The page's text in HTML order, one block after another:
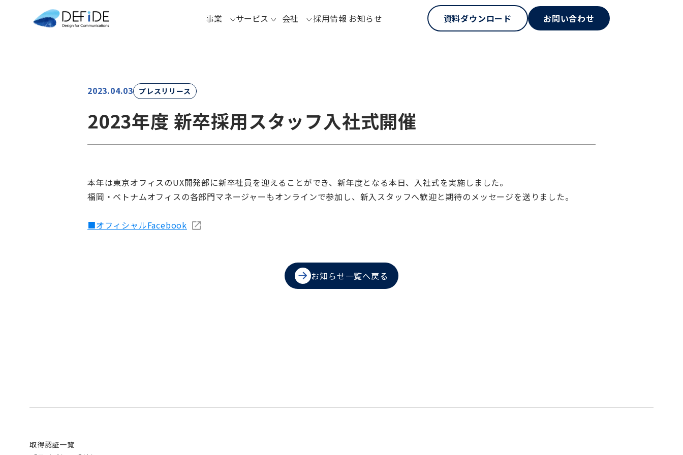
事業 サービス 会社 採用情報 お知らせ 資料ダウンロード お問い合わせ
2023.04.03 プレスリリース
2023年度 新卒採用スタッフ入社式開催
本年は東京オフィスのUX開発部に新卒社員を迎えることができ、新年度となる本日、入社式を実施しました。
福岡・ベトナムオフィスの各部門マネージャーもオンラインで参加し、新入スタッフへ歓迎と期待のメッセージを送りました。
■オフィシャルFacebook
お知らせ一覧へ戻る
取得認証一覧